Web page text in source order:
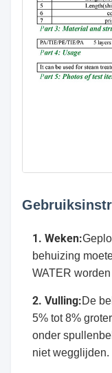
1. Weken:
behuizing
WATER
2. Vulling:De
5% tot 8%
onder
niet wegglijden.